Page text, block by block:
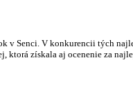
v Senci. V konkurencii tých
ktorá získala aj ocenenie za